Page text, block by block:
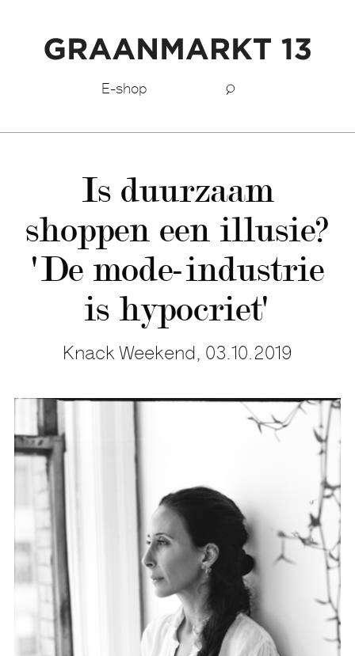
E-shop
Is duurzaam
shoppen een illusie?
'De mode-industrie
is hypocriet'
Knack Weekend, 03.10.2019